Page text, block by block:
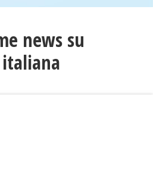
news su